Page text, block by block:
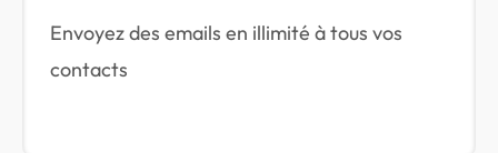
Envoyez des emails en illimité à tous vos
contacts